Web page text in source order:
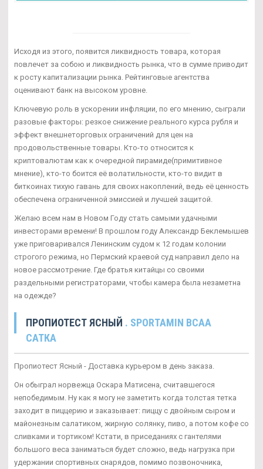
Исходя из этого, появится ликвидность товара, которая
повлечет за собою и ликвидность рынка, что в сумме приводит
к росту капитализации рынка. Рейтинговые агентства
оценивают банк на высоком уровне.
Ключевую роль в ускорении инфляции, по его мнению, сыграли
разовые факторы: резкое снижение реального курса рубля и
эффект внешнеторговых ограничений для цен на
продовольственные товары. Кто-то относится к
криптовалютам как к очередной пирамиде(примитивное
мнение), кто-то боится её волатильности, кто-то видит в
биткоинах тихую гавань для своих накоплений, ведь её ценность
обеспечена ограниченной эмиссией и лучшей защитой.
Желаю всем нам в Новом Году стать самыми удачными
инвесторами времени! В прошлом году Александр Беклемышев
уже приговаривался Ленинским судом к 12 годам колонии
строгого режима, но Пермский краевой суд направил дело на
новое рассмотрение. Где братья китайцы со своими
раздельными регистраторами, чтобы камера была незаметна
на одежде?
ПРОПИОТЕСТ ЯСНЫЙ . SPORTAMIN ВСАА
САТКА
Пропиотест Ясный - Доставка курьером в день заказа.
Он обыграл норвежца Оскара Матисена, считавшегося
непобедимым. Ну как я могу не заметить когда толстая тетка
заходит в пиццерию и заказывает: пиццу с двойным сыром и
майонезным салатиком, жирную солянку, пиво, а потом кофе со
сливками и тортиком! Кстати, в приседаниях с гантелями
большого веса заниматься будет сложно, ведь нагрузка при
удержании спортивных снарядов, помимо позвоночника,